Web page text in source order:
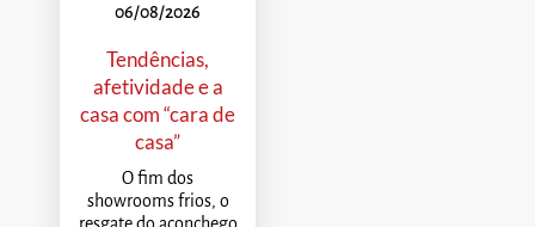
06/08/2026
Tendências,
afetividade e a
casa com “cara de
casa”
O fim dos
showrooms frios, o
resgate do aconchego